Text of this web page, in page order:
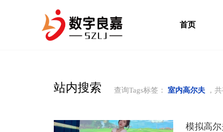
首页
站内搜索 查询Tags标签： 室内高尔夫，
模拟高